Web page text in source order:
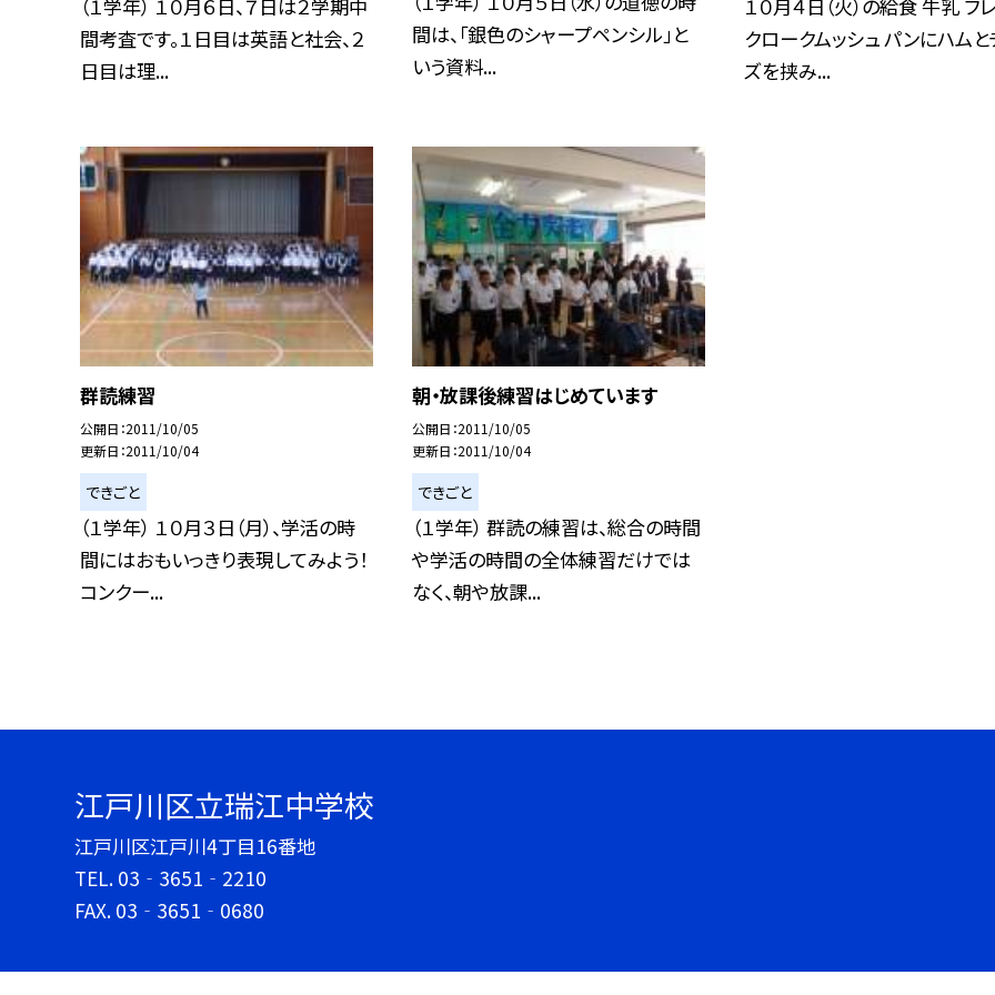
（１学年） １０月６日、７日は２学期中
間考査です。１日目は英語と社会、２
日目は理...
間は、「銀色のシャープペンシル」と
いう資料...
１０月４日（火）の給食 牛乳 フ
クロークムッシュ パンにハム
ズを挟み...
群読練習
公開日 2011/10/05
更新日 2011/10/04
できごと
（１学年） １０月３日（月）、学活の時
間にはおもいっきり表現してみよう！
コンクー...
朝・放課後練習はじめています
公開日 2011/10/05
更新日 2011/10/04
できごと
（１学年） 群読の練習は、総合の時間
や学活の時間の全体練習だけでは
なく、朝や放課...
江戸川区立瑞江中学校
江戸川区江戸川4丁目16番地
TEL. 03‐3651‐2210
FAX. 03‐3651‐0680